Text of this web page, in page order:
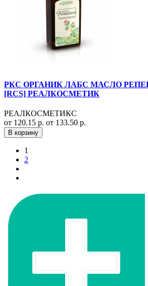
РКС ОРГАНИК ЛАБС МАСЛО
[RCS] РЕАЛКОСМЕТИК
РЕАЛКОСМЕТИКС
от 120.15 р. от 133.50 р.
В корзину
1
2